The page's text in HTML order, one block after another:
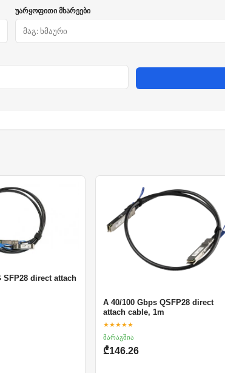
უარყოფითი მხარეები
SFP28 direct attach
A 40/100 Gbps QSFP28 direct
attach cable, 1m
★★★★★
მარაგშია
₾146.26